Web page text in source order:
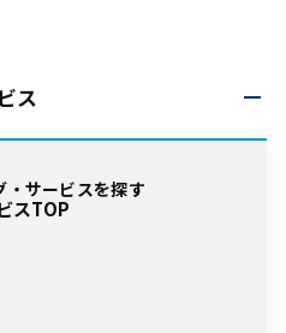
ス
・サービスを探す
スTOP